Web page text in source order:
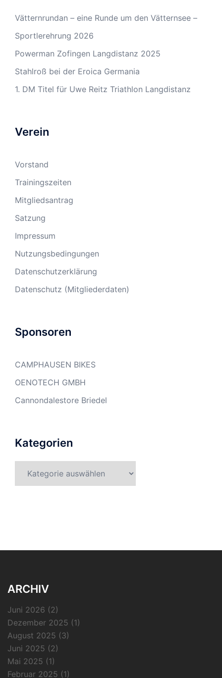
Vätternrundan – eine Runde um den Vätternsee –
Sportlerehrung 2026
Powerman Zofingen Langdistanz 2025
Stahlroß bei der Eroica Germania
1. DM Titel für Uwe Reitz Triathlon Langdistanz
Verein
Vorstand
Trainingszeiten
Mitgliedsantrag
Satzung
Impressum
Nutzungsbedingungen
Datenschutzerklärung
Datenschutz (Mitgliederdaten)
Sponsoren
CAMPHAUSEN BIKES
OENOTECH GMBH
Cannondalestore Briedel
Kategorien
ARCHIV
Juni 2026 (2)
Dezember 2025 (1)
August 2025 (3)
Juni 2025 (2)
Mai 2025 (1)
Februar 2025 (1)